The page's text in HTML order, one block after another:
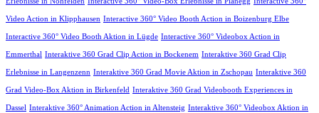
Video Action in Klipphausen Interactive 360° Video Booth Action in Boizenburg Elbe
Interactive 360° Video Booth Aktion in Lügde Interactive 360° Videobox Action in
Emmerthal Interaktive 360 Grad Clip Action in Bockenem Interaktive 360 Grad Clip
Erlebnisse in Langenzenn Interaktive 360 Grad Movie Aktion in Zschopau Interaktive 360
Grad Video-Box Aktion in Birkenfeld Interaktive 360 Grad Videobooth Experiences in
Dassel Interaktive 360° Animation Action in Altensteig Interaktive 360° Videobox Aktion in